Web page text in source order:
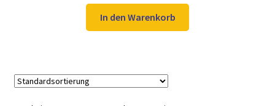
war:
11,98 €
ist:
8,97 €.
In den Warenkorb